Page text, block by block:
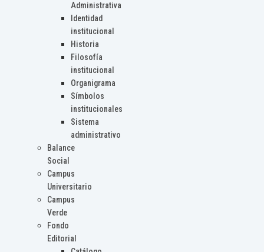
Administrativa
Identidad
institucional
Historia
Filosofía
institucional
Organigrama
Símbolos
institucionales
Sistema
administrativo
Balance
Social
Campus
Universitario
Campus
Verde
Fondo
Editorial